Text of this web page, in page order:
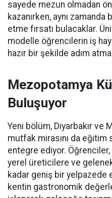
sayede mezun olmadan
kazanırken, aynı
etme fırsatı bulacaklar.
modelle öğrencilerin iş
hazır bir şekilde adım
Mezopotamya
Buluşuyor
Yeni bölüm, Diyarbakır ve
mutfak mirasını da
entegre ediyor.
yerel üreticilere ve
kadar geniş bir yelpazede
kentin gastronomik